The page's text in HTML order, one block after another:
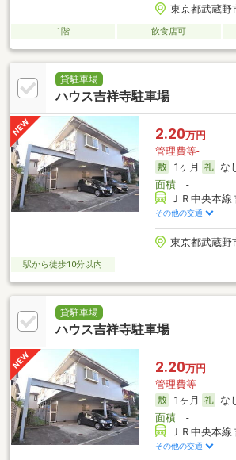
東京都武蔵野
1階 飲食店可
貸駐車場
ハウス吉祥寺駐車場
2.20万円
管理費等-
1ヶ月
な
面積-
ＪＲ中央本
その他の交通
東京都武蔵野
駅から徒歩10分以内
貸駐車場
ハウス吉祥寺駐車場
2.20万円
管理費等-
1ヶ月
な
面積-
ＪＲ中央本
その他の交通